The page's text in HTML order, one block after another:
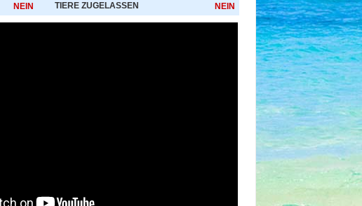
NEIN TIERE ZUGELASSEN NEIN